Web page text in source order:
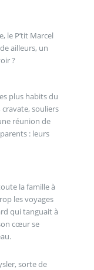
le P’tit Marcel
ailleurs, un
?
plus habits du
souliers
réunion de
: leurs
la famille à
les voyages
qui tanguait à
cœur se
sorte de